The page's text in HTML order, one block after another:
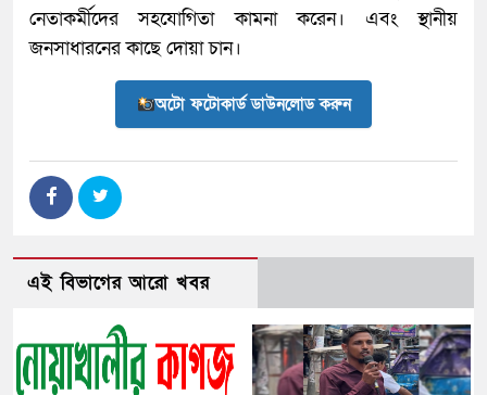
নেতাকর্মীদের সহযোগিতা কামনা করেন। এবং স্থানীয়
জনসাধারনের কাছে দোয়া চান।
অটো ফটোকার্ড ডাউনলোড করুন
এই বিভাগের আরো খবর